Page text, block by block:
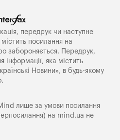
передрук чи наступне
посилання на
забороняється. Передрук,
інформації, яка містить
Новини», в будь-якому
лише за умови посилання
на mind.ua не